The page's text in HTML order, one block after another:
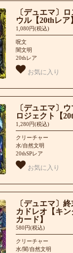
〔デュエマ〕
ウル【20thレア
1,080円(税込)
呪文
闇文明
20thレア
お気に入り
〔デュエマ〕
ロジェクト【
1,280円(税込)
クリーチャー
水/自然文明
20thSPレア
お気に入り
〔デュエマ〕
カドレオ【キ
カード】
580円(税込)
クリーチャー
水/闇/自然文明